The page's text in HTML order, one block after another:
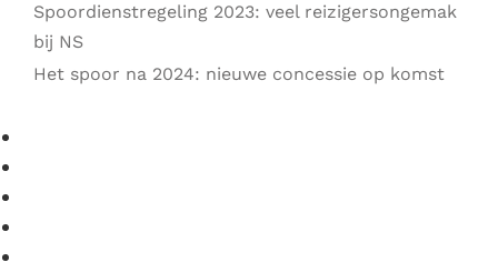
Spoordienstregeling 2023: veel reizigersongemak
bij NS
Het spoor na 2024: nieuwe concessie op komst